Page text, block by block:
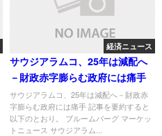
経済ニュース
サウジアラムコ、25年は減配へ
－財政赤字膨らむ政府には痛手
サウジアラムコ、25年は減配へ－財政赤
字膨らむ政府には痛手 記事を要約すると
以下のとおり。 ブルームバーグ マーケッ
トニュース サウジアラム...